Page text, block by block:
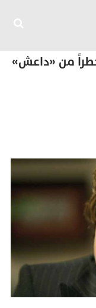
من «داعش»